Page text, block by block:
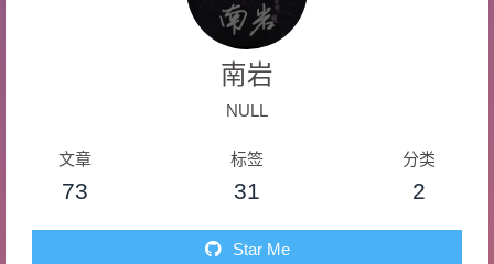
南岩
NULL
文章
73
标签
31
分类
2
Star Me